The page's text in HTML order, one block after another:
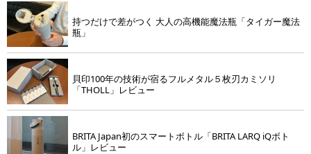
持つだけで差がつく 大人の高機能魔法瓶「タイガー魔法
瓶」
貝印100年の技術が宿るフルメタル５枚刃カミソリ
「THOLL」レビュー
BRITA Japan初のスマートボトル「BRITA LARQ iQボト
ル」レビュー